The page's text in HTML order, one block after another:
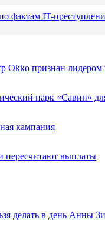
фактам IT-
Okko признан лидером
парк «Савин»
кампания
пересчитают выплаты
делать в день Анны